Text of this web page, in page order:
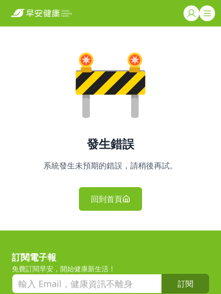
發生錯誤
系統發生未預期的錯誤，請稍後再試。
回到首頁
訂閱電子報
免費訂閱早安，開始健康新生活！
訂閱